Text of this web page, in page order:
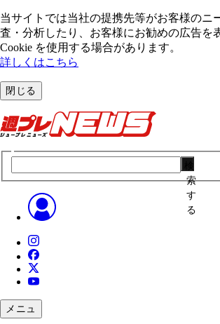
当サイトでは当社の提携先等がお客様のニ
査・分析したり、お客様にお勧めの広告を
Cookie を使⽤する場合があります。
詳しくはこちら
閉じる
索
す
る
メニュ